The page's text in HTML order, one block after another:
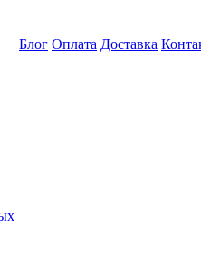
Блог Оплата Доставка